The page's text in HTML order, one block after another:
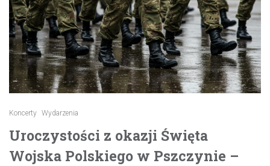
Koncerty Wydarzenia
Uroczystości z okazji Święta
Wojska Polskiego w Pszczynie –